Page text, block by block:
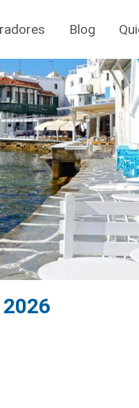
Blog